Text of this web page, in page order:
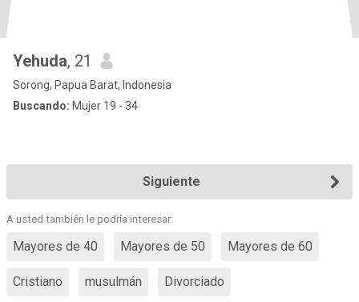
Yehuda, 21
Sorong, Papua Barat, Indonesia
Buscando: Mujer 19 - 34
Siguiente
A usted también le podría interesar:
Mayores de 40 Mayores de 50 Mayores de 60
Cristiano musulmán Divorciado